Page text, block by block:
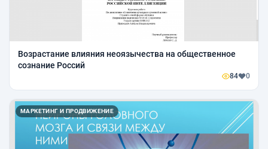
Возрастание влияния неоязычества на общественное
сознание Россий
84 0
МАРКЕТИНГ И ПРОДВИЖЕНИЕ